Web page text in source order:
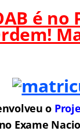
é
o
Exame